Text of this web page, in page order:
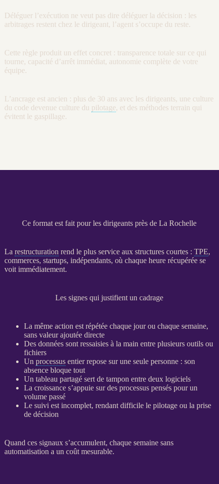
Déléguer l’exécution ne veut pas dire déléguer la décision : les
arbitrages restent chez le dirigeant, l’agent s’occupe du reste.
Cette règle produit un effet concret : transparence totale sur ce qui
tourne, capacité d’arrêt immédiat, autonomie complète de votre
équipe.
L’ancrage est ancien : plus de 30 ans avec les dirigeants, une culture
du code devenue culture du pilotage, et des méthodes terrain qui
évitent le gaspillage.
Ce format est fait pour les dirigeants près de La Rochelle
La restructuration rend le plus service aux structures courtes : TPE,
commerces, startups, indépendants, où chaque heure récupérée se
voit immédiatement.
Les signes qui justifient un cadrage
La même action est répétée chaque jour ou chaque semaine,
sans valeur ajoutée directe
Des donnéessont ressaisies à la main entre plusieurs outils ou
fichiers
Un processusentier repose sur une seule personne : son
absence bloque tout
Un tableau partagé sert de tampon entre deux logiciels
La croissance s’appuie sur des processuspensés pour un
volume passé
Le suivi est incomplet, rendant difficile le pilotageou la prise
de décision
Quand ces signaux s’accumulent, chaque semaine sans
automatisation a un coût mesurable.